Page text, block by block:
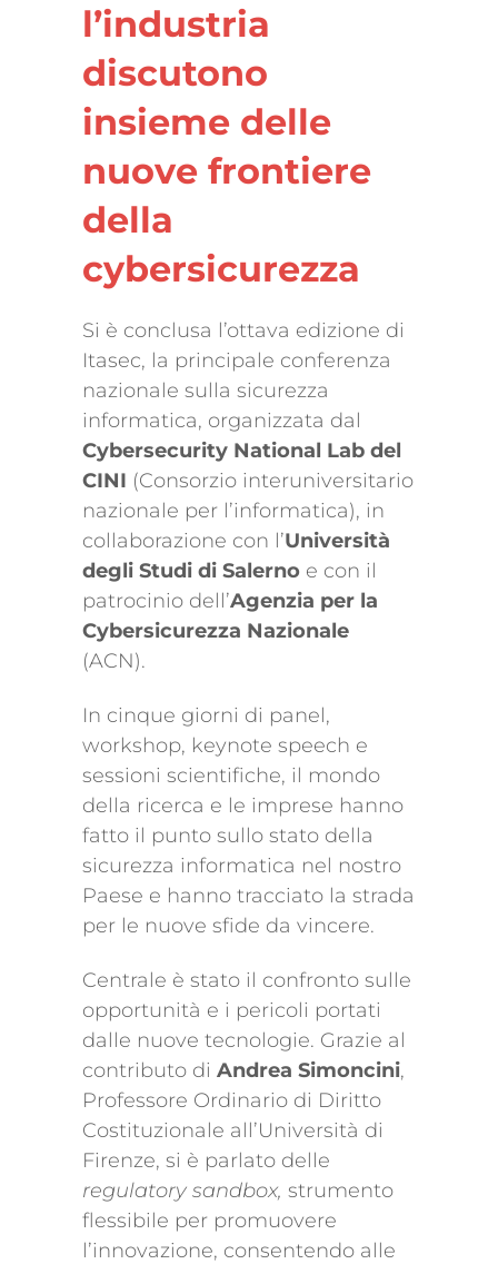
l’industria
discutono
insieme delle
nuove frontiere
della
cybersicurezza
Si è conclusa l’ottava edizione di
Itasec, la principale conferenza
nazionale sulla sicurezza
informatica, organizzata dal
Cybersecurity National Lab del
CINI (Consorzio interuniversitario
nazionale per l’informatica), in
collaborazione con l’Università
degli Studi di Salerno e con il
patrocinio dell’Agenzia per la
Cybersicurezza Nazionale
(ACN).
In cinque giorni di panel,
workshop, keynote speech e
sessioni scientifiche, il mondo
della ricerca e le imprese hanno
fatto il punto sullo stato della
sicurezza informatica nel nostro
Paese e hanno tracciato la strada
per le nuove sfide da vincere.
Centrale è stato il confronto sulle
opportunità e i pericoli portati
dalle nuove tecnologie. Grazie al
contributo di Andrea Simoncini,
Professore Ordinario di Diritto
Costituzionale all’Università di
Firenze, si è parlato delle
regulatory sandbox, strumento
flessibile per promuovere
l’innovazione, consentendo alle